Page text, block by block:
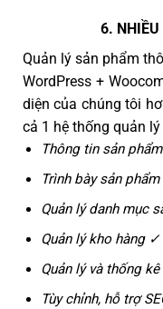
6.
Quản lý sản phẩm
WordPress +
diện của chúng tôi
cả 1 hệ thống quản
Thông tin sản
Trình bày sản
Quản lý danh mục
Quản lý kho hàng ✓
Quản lý và thống
Tùy chỉnh, hỗ trợ